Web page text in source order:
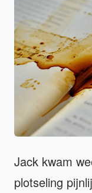
Jack kwam
plotseling